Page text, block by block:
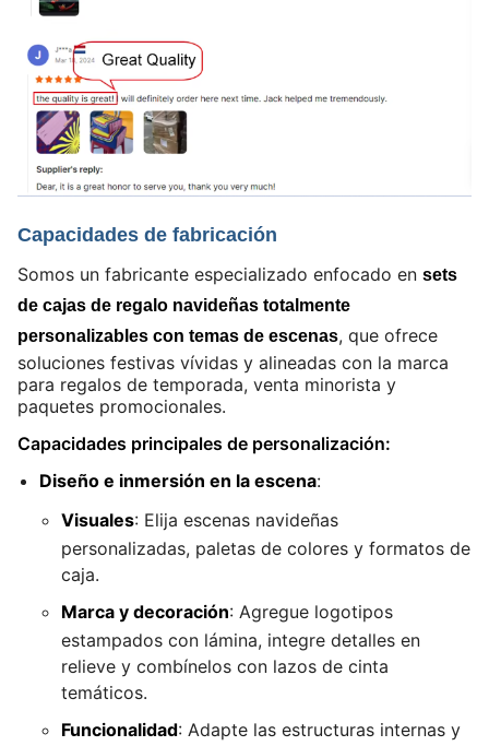
Capacidades de fabricación
Somos un fabricante especializado enfocado en sets
de cajas de regalo navideñas totalmente
personalizables con temas de escenas, que ofrece
soluciones festivas vívidas y alineadas con la marca
para regalos de temporada, venta minorista y
paquetes promocionales.
Capacidades principales de personalización:
Diseño e inmersión en la escena:
Visuales: Elija escenas navideñas
personalizadas, paletas de colores y formatos de
caja.
Marca y decoración: Agregue logotipos
estampados con lámina, integre detalles en
relieve y combínelos con lazos de cinta
temáticos.
Funcionalidad: Adapte las estructuras internas y